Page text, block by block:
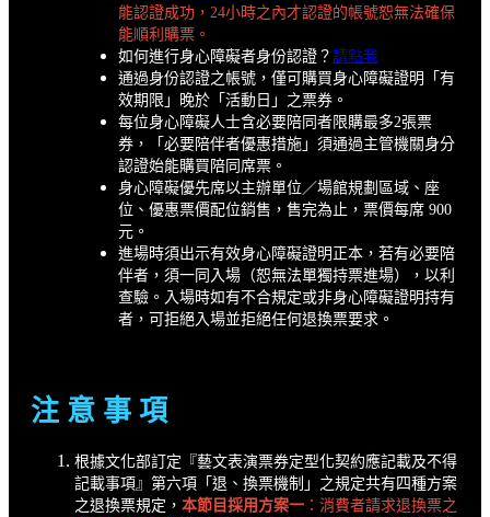
能認證成功，24小時之內才認證的帳號恕無法確保
能順利購票。
如何進行身心障礙者身份認證？ 請點我
通過身份認證之帳號，僅可購買身心障礙證明「有
效期限」晚於「活動日」之票券。
每位身心障礙人士含必要陪同者限購最多2張票
券，「必要陪伴者優惠措施」須通過主管機關身分
認證始能購買陪同席票。
身心障礙優先席以主辦單位／場館規劃區域、座
位、優惠票價配位銷售，售完為止，票價每席 900
元。
進場時須出示有效身心障礙證明正本，若有必要陪
伴者，須一同入場（恕無法單獨持票進場），以利
查驗。入場時如有不合規定或非身心障礙證明持有
者，可拒絕入場並拒絕任何退換票要求。
注 意 事 項
根據文化部訂定『藝文表演票券定型化契約應記載及不得
記載事項』第六項「退、換票機制」之規定共有四種方案
之退換票規定， 本節目採用方案一 ：消費者請求退換票之